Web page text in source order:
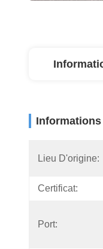
Lieu D'origine:
Certificat:
Port: